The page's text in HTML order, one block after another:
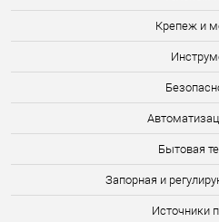
Крепеж и
Бытовая
Запорная и
Источники